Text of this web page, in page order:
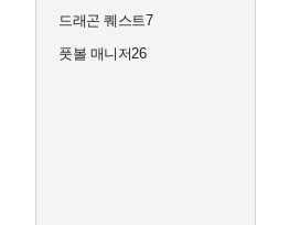
드래곤 퀘스트7
풋볼 매니저26